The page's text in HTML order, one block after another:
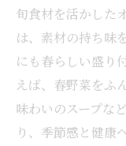
旬食材を活かした
は、素材の持ち味
にも春らしい盛り
えば、春野菜をふ
味わいのスープな
り、季節感と健康